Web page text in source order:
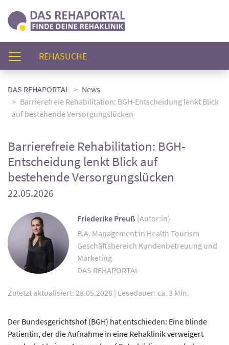
REHASUCHE(AKTUELL)
DAS REHAPORTAL
News
Barrierefreie Rehabilitation: BGH-Entscheidung lenkt Blick
auf bestehende Versorgungslücken
Barrierefreie Rehabilitation: BGH-
Entscheidung lenkt Blick auf
bestehende Versorgungslücken
22.05.2026
Friederike Preuß (Autor:in)
B.A. Management in Health Tourism
Geschäftsbereich Kundenbetreuung und
Marketing
DAS REHAPORTAL
Zuletzt aktualisiert: 28.05.2026 | Lesedauer: ca. 3 Min.
Der Bundesgerichtshof (BGH) hat entschieden: Eine blinde
Patientin, der die Aufnahme in eine Rehaklinik verweigert